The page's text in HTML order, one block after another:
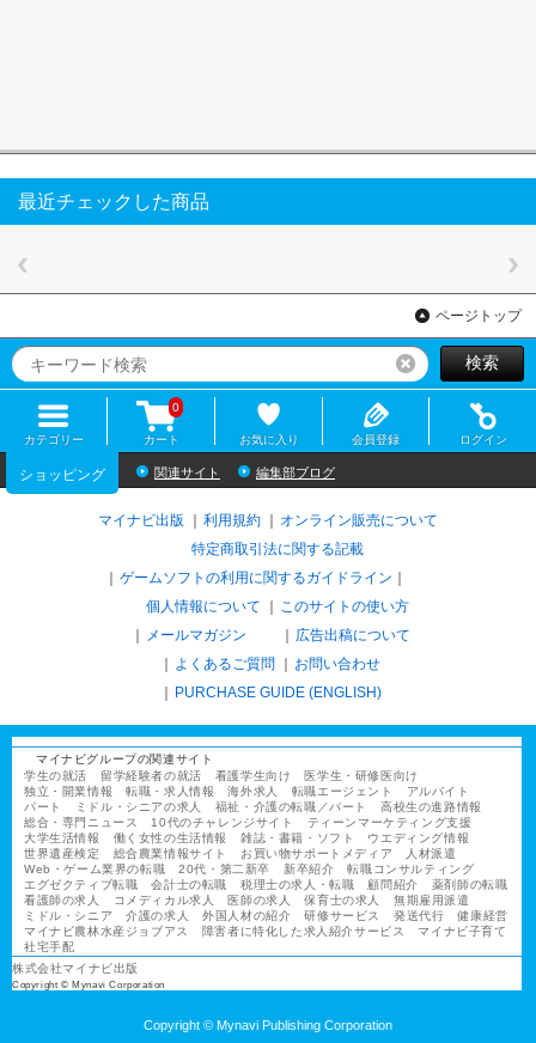
最近チェックした商品
ページトップ
リセット検索
カテゴリー カート
0
お気に入り 会員登録 ログイン
ショッピング 関連サイト 編集部ブログ
マイナビ出版 利用規約
オンライン販売について
特定商取引法に関する記載
ゲームソフトの利用に関するガイドライン
個人情報について
このサイトの使い方
メールマガジン
広告出稿について
よくあるご質問
お問い合わせ
PURCHASE GUIDE (ENGLISH)
マイナビグループの関連サイト
学生の就活
留学経験者の就活 看護学生向け
医学生・研修医向け
独立・開業情報
転職・求人情報 海外求人 転職エージェント
アルバイト
パート
ミドル・シニアの求人 福祉・介護の転職／パート
高校生の進路情報
総合・専門ニュース
10代のチャレンジサイト
ティーンマーケティング支援
大学生活情報
働く女性の生活情報 雑誌・書籍・ソフト
ウエディング情報
世界遺産検定
総合農業情報サイト お買い物サポートメディア
人材派遣
Web・ゲーム業界の転職
20代・第二新卒 新卒紹介
転職コンサルティング
エグゼクティブ転職
会計士の転職 税理士の求人・転職 顧問紹介
薬剤師の転職
看護師の求人
コメディカル求人 医師の求人 保育士の求人
無期雇用派遣
ミドル・シニア
介護の求人 外国人材の紹介 研修サービス 発送代行
健康経営
マイナビ農林水産ジョブアス
障害者に特化した求人紹介サービス
マイナビ子育て
社宅手配
株式会社マイナビ出版
Copyright © Mynavi Corporation
Copyright © Mynavi Publishing Corporation